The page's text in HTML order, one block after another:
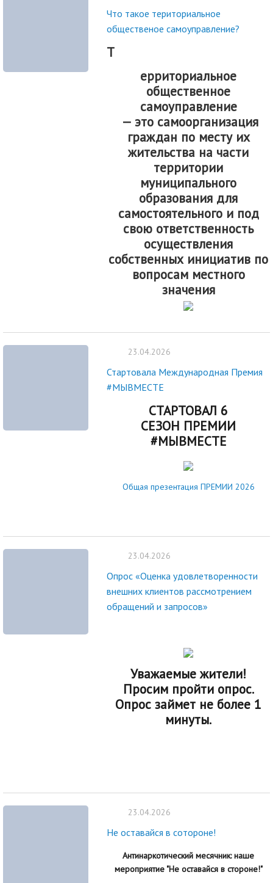
Что такое териториальное
общественое самоуправление?
Т
ерриториальное
общественное
самоуправление
— это самоорганизация
граждан по месту их
жительства на части
территории
муниципального
образования для
самостоятельного и под
свою ответственность
осуществления
собственных инициатив по
вопросам местного
значения
23.04.2026
Стартовала Международная Премия
#МЫВМЕСТЕ
СТАРТОВАЛ 6
СЕЗОН ПРЕМИИ
#МЫВМЕСТЕ
Общая презентация ПРЕМИИ 2026
23.04.2026
Опрос «Оценка удовлетворенности
внешних клиентов рассмотрением
обращений и запросов»
Уважаемые жители!
Просим пройти опрос.
Опрос займет не более 1
минуты.
23.04.2026
Не оставайся в сотороне!
Антинаркотический месячник: наше
мероприятие "Не оставайся в стороне!"